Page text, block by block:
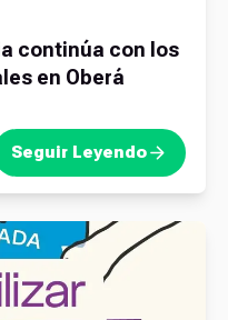
continúa con los
en Oberá
Seguir Leyendo